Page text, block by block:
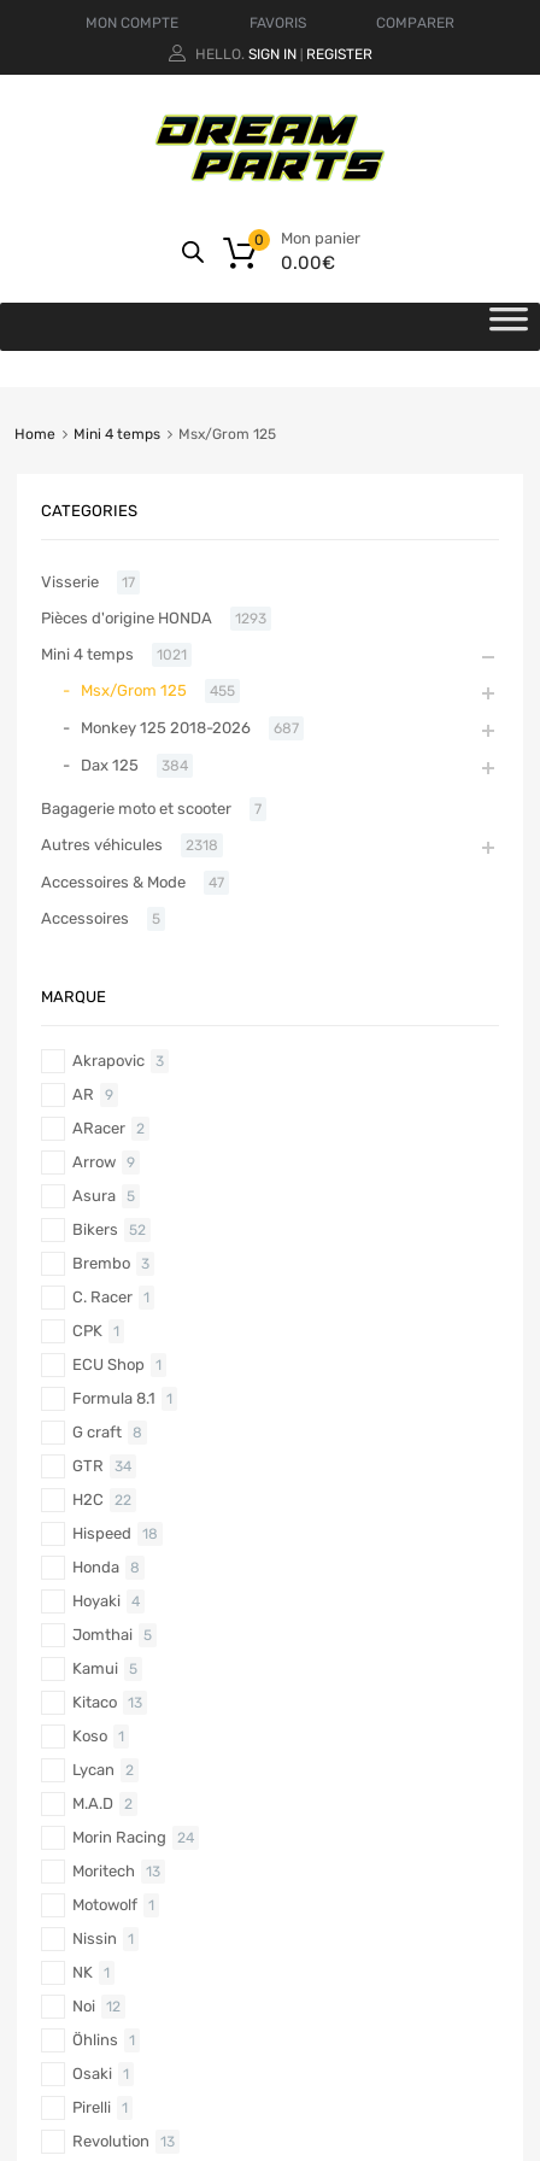
MON COMPTE FAVORIS
COMPARER
HELLO. SIGN IN REGISTER
Mon panier
0.00€
0
Home Mini 4 temps Msx/Grom 125
CATEGORIES
Visserie 17
Pièces d'origine HONDA 1293
Mini 4 temps 1021
Msx/Grom 125 455
Monkey 125 2018-2026 687
Dax 125 384
Bagagerie moto et scooter 7
Autres véhicules 2318
Accessoires & Mode 47
Accessoires 5
MARQUE
Akrapovic 3
AR 9
ARacer 2
Arrow 9
Asura 5
Bikers 52
Brembo 3
C. Racer 1
CPK 1
ECU Shop 1
Formula 8.1 1
G craft 8
GTR 34
H2C 22
Hispeed 18
Honda 8
Hoyaki 4
Jomthai 5
Kamui 5
Kitaco 13
Koso 1
Lycan 2
M.A.D 2
Morin Racing 24
Moritech 13
Motowolf 1
Nissin 1
NK 1
Noi 12
Öhlins 1
Osaki 1
Pirelli 1
Revolution 13